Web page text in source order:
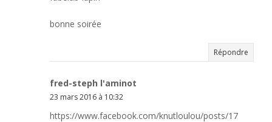
bonne soirée
Répondre
fred-steph l'aminot
23 mars 2016 à 10:32
https://www.facebook.com/knutloulou/posts/17